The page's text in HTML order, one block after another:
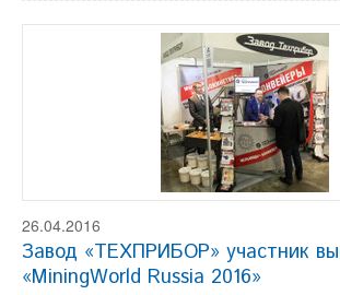
26.04.2016
Завод «ТЕХПРИБОР» участник
«MiningWorld Russiа 2016»